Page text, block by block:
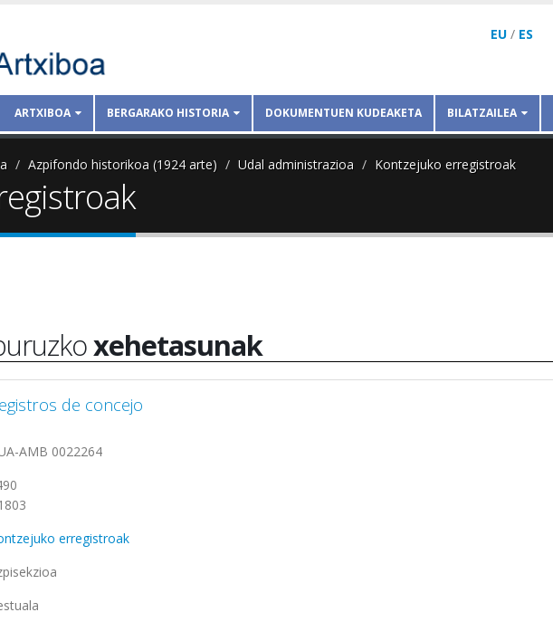
EU / ES
ARTXIBOA BERGARAKO HISTORIA DOKUMENTUEN KUDEAKETA BILATZAILEA
Azpifondo historikoa (1924 arte) Udal administrazioa Kontzejuko erregistroak
xehetasunak
de concejo
AMB 0022264
erregistroak